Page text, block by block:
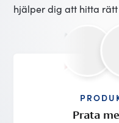
hjälper dig att hitta
Prata